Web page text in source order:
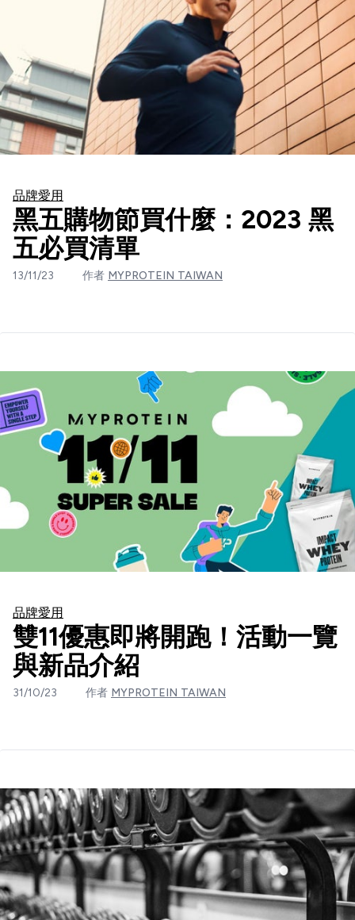
品牌愛用
黑五購物節買什麼：2023 黑
五必買清單
13/11/23 作者 MYPROTEIN TAIWAN
品牌愛用
雙11優惠即將開跑！活動一覽
與新品介紹
31/10/23 作者 MYPROTEIN TAIWAN